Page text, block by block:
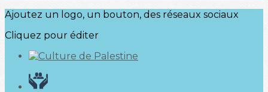
Ajoutez un logo, un bouton, des réseaux sociaux
Cliquez pour éditer